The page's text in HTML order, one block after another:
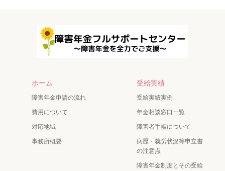
ホーム
障害年金申請の流れ
費用について
対応地域
事務所概要
受給実績
受給実績実例
年金相談窓口一覧
障害者手帳について
病歴・就労状況等申立書
の注意点
障害年金制度とその受給